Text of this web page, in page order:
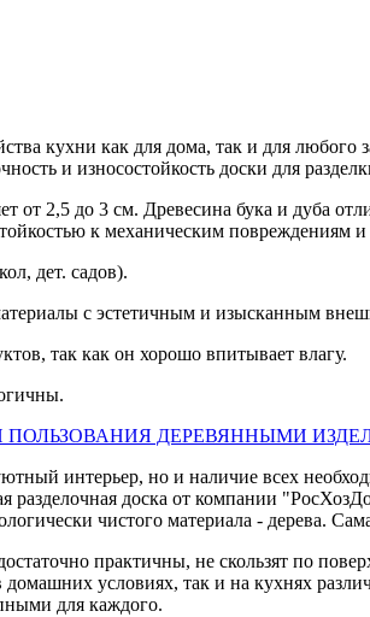
кухни как для дома, так и для
и износостойкость доски для
2,5 до 3 см. Древесина бука и дуба
к механическим повреждениям и
дет. садов).
с эстетичным и изысканным
так как он хорошо впитывает влагу.
ДЕРЕВЯННЫМИ
интерьер, но и наличие всех
разделочная доска от компании
чистого материала - дерева.
практичны, не скользят по
домашних условиях, так и на кухнях
для каждого.